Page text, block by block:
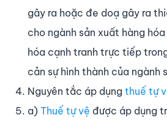
gây ra hoặc đe doạ gây ra
cho ngành sản xuất hàng
hóa cạnh tranh trực tiếp
cản sự hình thành của ngành
Nguyên tắc áp dụng thuế tự
a) Thuế tự vệ được áp dụng